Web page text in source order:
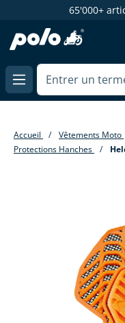
65'000+
Accueil Vêtements Moto
Protections Hanches